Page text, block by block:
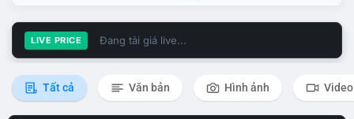
LIVE PRICE Đang tải giá live...
Tất cả Văn bản Hình ảnh Video